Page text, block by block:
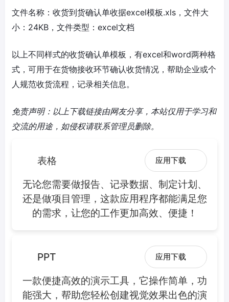
文件名称：收货到货确认单收据excel模板.xls，文件大
小：24KB，文件类型：excel文档
以上不同样式的收货确认单模板，有excel和word两种格
式，可用于在货物接收环节确认收货情况，帮助企业或个
人规范收货流程，记录相关信息。
免责声明：以上下载链接由网友分享，本站仅用于学习和
交流的用途，如侵权请联系管理员删除。
表格 应用下载
无论您需要做报告、记录数据、制定计划、
还是做项目管理，这款应用程序都能满足您
的需求，让您的工作更加高效、便捷！
PPT 应用下载
一款便捷高效的演示工具，它操作简单，功
能强大，帮助您轻松创建视觉效果出色的演